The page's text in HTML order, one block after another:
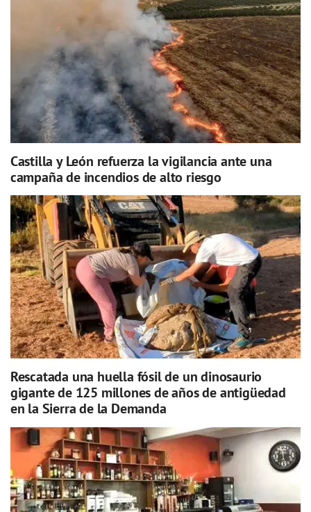
Castilla y León refuerza la vigilancia ante una
campaña de incendios de alto riesgo
Rescatada una huella fósil de un dinosaurio
gigante de 125 millones de años de antigüedad
en la Sierra de la Demanda